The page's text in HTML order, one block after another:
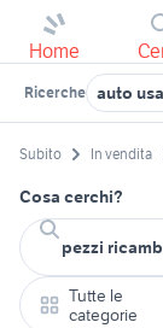
Home
Ricerche auto
Subito In vendita
Cosa cerchi?
Tutte le
categorie